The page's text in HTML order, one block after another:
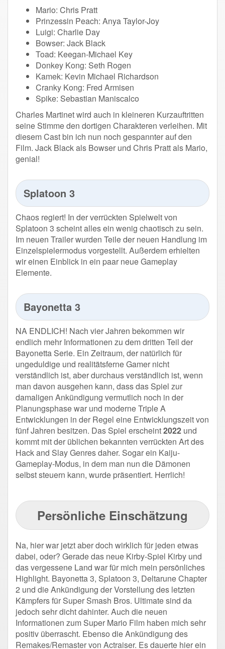
Mario: Chris Pratt
Prinzessin Peach: Anya Taylor-Joy
Luigi: Charlie Day
Bowser: Jack Black
Toad: Keegan-Michael Key
Donkey Kong: Seth Rogen
Kamek: Kevin Michael Richardson
Cranky Kong: Fred Armisen
Spike: Sebastian Maniscalco
Charles Martinet wird auch in kleineren Kurzauftritten
seine Stimme den dortigen Charakteren verleihen. Mit
diesem Cast bin ich nun noch gespannter auf den
Film. Jack Black als Bowser und Chris Pratt als Mario,
genial!
Splatoon 3
Chaos regiert! In der verrückten Spielwelt von
Splatoon 3 scheint alles ein wenig chaotisch zu sein.
Im neuen Trailer wurden Teile der neuen Handlung im
Einzelspielermodus vorgestellt. Außerdem erhielten
wir einen Einblick in ein paar neue Gameplay
Elemente.
Bayonetta 3
NA ENDLICH! Nach vier Jahren bekommen wir
endlich mehr Informationen zu dem dritten Teil der
Bayonetta Serie. Ein Zeitraum, der natürlich für
ungeduldige und realitätsferne Gamer nicht
verständlich ist, aber durchaus verständlich ist, wenn
man davon ausgehen kann, dass das Spiel zur
damaligen Ankündigung vermutlich noch in der
Planungsphase war und moderne Triple A
Entwicklungen in der Regel eine Entwicklungszeit von
fünf Jahren besitzen. Das Spiel erscheint2022 und
kommt mit der üblichen bekannten verrückten Art des
Hack and Slay Genres daher. Sogar ein Kaiju-
Gameplay-Modus, in dem man nun die Dämonen
selbst steuern kann, wurde präsentiert. Herrlich!
Persönliche Einschätzung
Na, hier war jetzt aber doch wirklich für jeden etwas
dabei, oder? Gerade das neue Kirby-Spiel Kirby und
das vergessene Land war für mich mein persönliches
Highlight. Bayonetta 3, Splatoon 3, Deltarune Chapter
2 und die Ankündigung der Vorstellung des letzten
Kämpfers für Super Smash Bros. Ultimate sind da
jedoch sehr dicht dahinter. Auch die neuen
Informationen zum Super Mario Film haben mich sehr
positiv überrascht. Ebenso die Ankündigung des
Remakes/Remaster von Actraiser. Es dauerte hier ein